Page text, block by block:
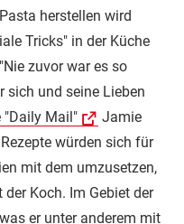
herstellen wird
Tricks" in der Küche
zuvor war es so
und seine Lieben
"Daily Mail"
Jamie
würden sich für
mit dem umzusetzen,
Koch. Im Gebiet der
er unter anderem mit